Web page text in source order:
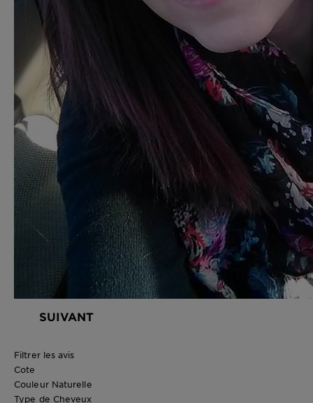
SUIVANT
Filtrer les avis
Cote
Couleur Naturelle
Type de Cheveux